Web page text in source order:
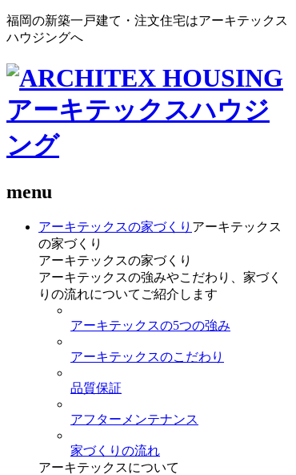
福岡の新築一戸建て・注文住宅はアーキテックス
ハウジングへ
menu
アーキテックスの家づくり アーキテックス
の家づくり
アーキテックスの家づくり
アーキテックスの強みやこだわり、家づく
りの流れについてご紹介します
アーキテックスの5つの強み
アーキテックスのこだわり
品質保証
アフターメンテナンス
家づくりの流れ
アーキテックスについて